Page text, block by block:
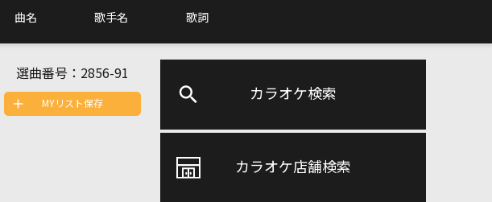
曲名 歌手名 歌詞
カラオケ検索
カラオケ店舗検索
選曲番号： 2856-91
MYリスト保存